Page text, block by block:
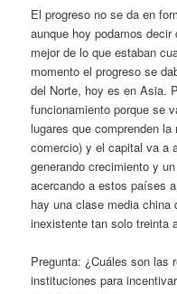
El progreso no se da en
aunque hoy podamos
mejor de lo que estaban
momento el progreso se
del Norte, hoy es en Asia.
funcionamiento porque se
lugares que comprenden
comercio) y el capital va a
generando crecimiento y
acercando a estos países
hay una clase media china
inexistente tan solo treinta
Pregunta: ¿Cuáles son las
instituciones para